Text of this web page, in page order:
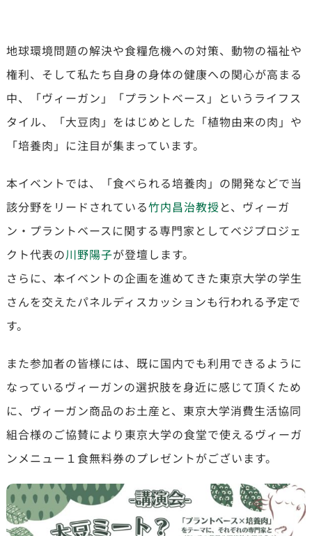
地球環境問題の解決や食糧危機への対策、動物の福祉や
権利、そして私たち自身の身体の健康への関心が高まる
中、
「ヴィーガン」「プラントベース」 というライフス
タイル、
「大豆肉」 をはじめとした 「植物由来の肉」 や
「培養肉」に注目が集まっています。
本イベントでは、「食べられる培養肉」の開発などで当
該分野をリードされている竹内昌治教授と、ヴィーガ
ン・プラントベースに関する専門家としてベジプロジェ
クト代表の川野陽子が登壇します。
さらに、本イベントの企画を進めてきた東京大学の学生
さんを交えたパネルディスカッションも行われる予定で
す。
また参加者の皆様には、既に国内でも利用できるように
なっているヴィーガンの選択肢を身近に感じて頂くため
に、ヴィーガン商品のお土産と、東京大学消費生活協同
組合様のご協賛により 東京大学の食堂で使えるヴィーガ
ンメニュー１食無料券のプレゼントがございます。